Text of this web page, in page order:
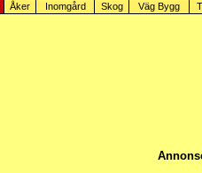
Åker Inomgård Skog Väg Bygg